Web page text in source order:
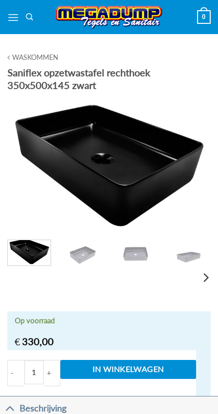
naar
0
WASKOMMEN
Saniflex opzetwastafel rechthoek
350x500x145 zwart
€ 330,00
Op voorraad
Saniflex opzetwastafel rechthoek 350x500x145
IN WINKELWAGEN
Beschrijving